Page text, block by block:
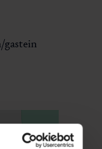
gastein